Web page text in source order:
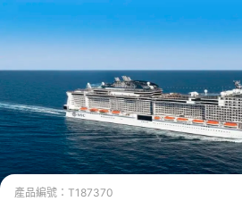
產品編號： T187370